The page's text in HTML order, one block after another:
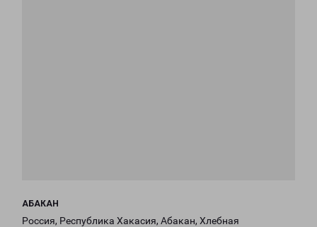
АБАКАН
Россия, Республика Хакасия, Абакан, Хлебная